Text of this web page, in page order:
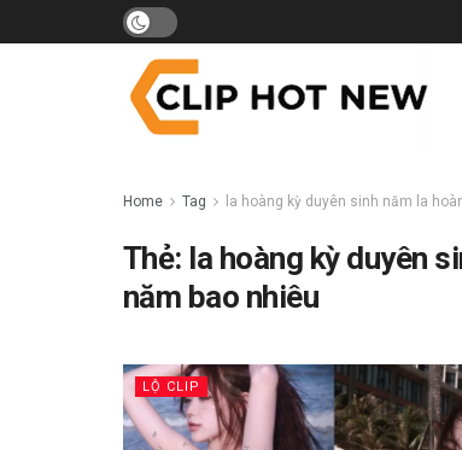
Home Tag la hoàng kỳ duyên sinh năm la
Thẻ: la hoàng kỳ duyên
năm bao nhiêu
LỘ CLIP